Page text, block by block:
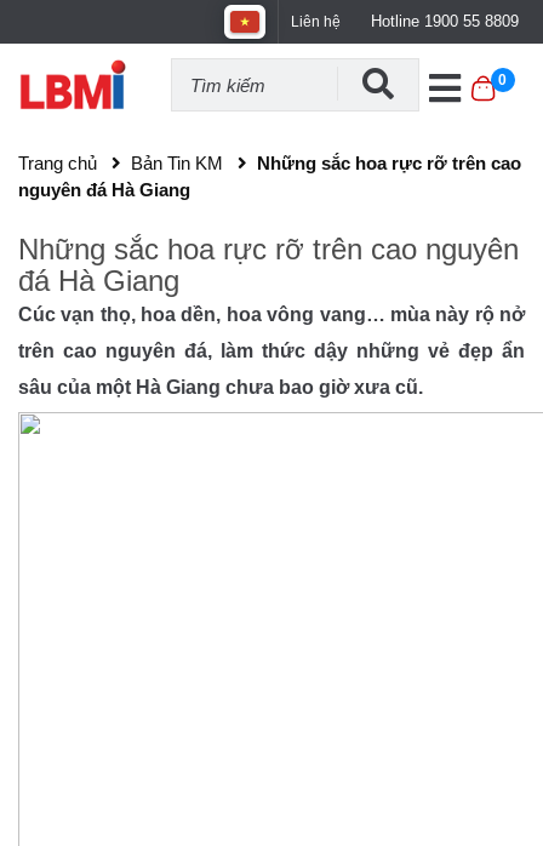
Liên hệ Hotline 1900 55 8809
0
Trang chủ Bản Tin KM
Những sắc hoa rực rỡ trên cao
nguyên đá Hà Giang
Những sắc hoa rực rỡ trên cao nguyên
đá Hà Giang
Cúc vạn thọ, hoa dền, hoa vông vang… mùa này rộ nở
trên cao nguyên đá, làm thức dậy những vẻ đẹp ẩn
sâu của một Hà Giang chưa bao giờ xưa cũ.